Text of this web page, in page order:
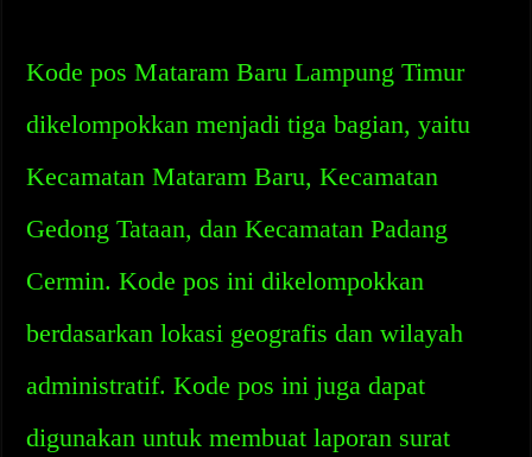
Kode pos Mataram Baru Lampung Timur
dikelompokkan menjadi tiga bagian, yaitu
Kecamatan Mataram Baru, Kecamatan
Gedong Tataan, dan Kecamatan Padang
Cermin. Kode pos ini dikelompokkan
berdasarkan lokasi geografis dan wilayah
administratif. Kode pos ini juga dapat
digunakan untuk membuat laporan surat